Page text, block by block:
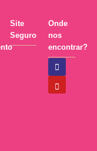
Site
Seguro
Onde
nos
encontrar?